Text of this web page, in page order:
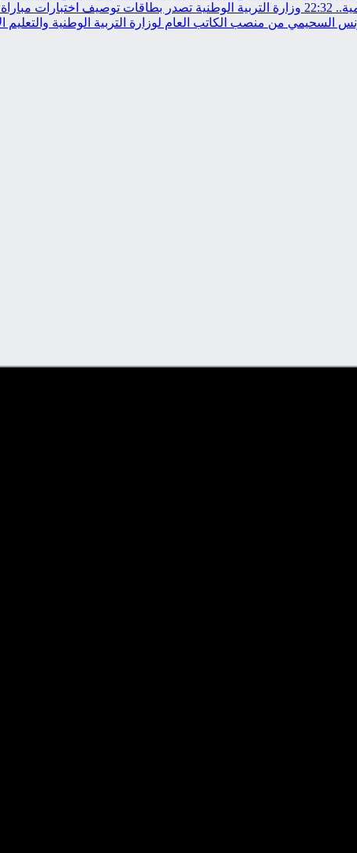
22:32 وزارة التربية الوطنية تصدر بطاقات توصيف اختبارات مباراة
السحيمي من منصب الكاتب العام لوزارة التربية الوطنية والتعليم